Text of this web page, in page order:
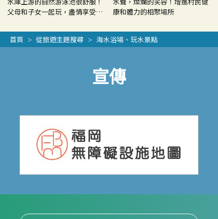
父母和子女一起玩，盡情享受一
康和體力的相聚場所
首頁 從旅遊主題搜尋 海水浴場、玩水景點
宣傳